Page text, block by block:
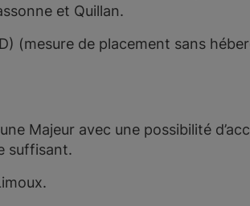
et Quillan.
(mesure de placement sans
Majeur avec une possibilité
suffisant.